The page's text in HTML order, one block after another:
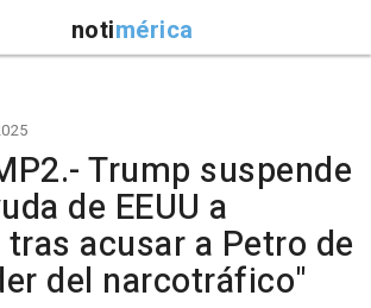
notimérica
Trump suspende
de EEUU a
acusar a Petro de
del narcotráfico"